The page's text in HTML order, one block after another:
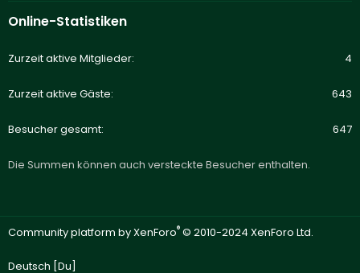
Online-Statistiken
Zurzeit aktive Mitglieder 4
Zurzeit aktive Gäste 643
Besucher gesamt 647
Die Summen können auch versteckte Besucher enthalten.
Community platform by XenForo® © 2010-2024 XenForo Ltd.
Deutsch [Du]